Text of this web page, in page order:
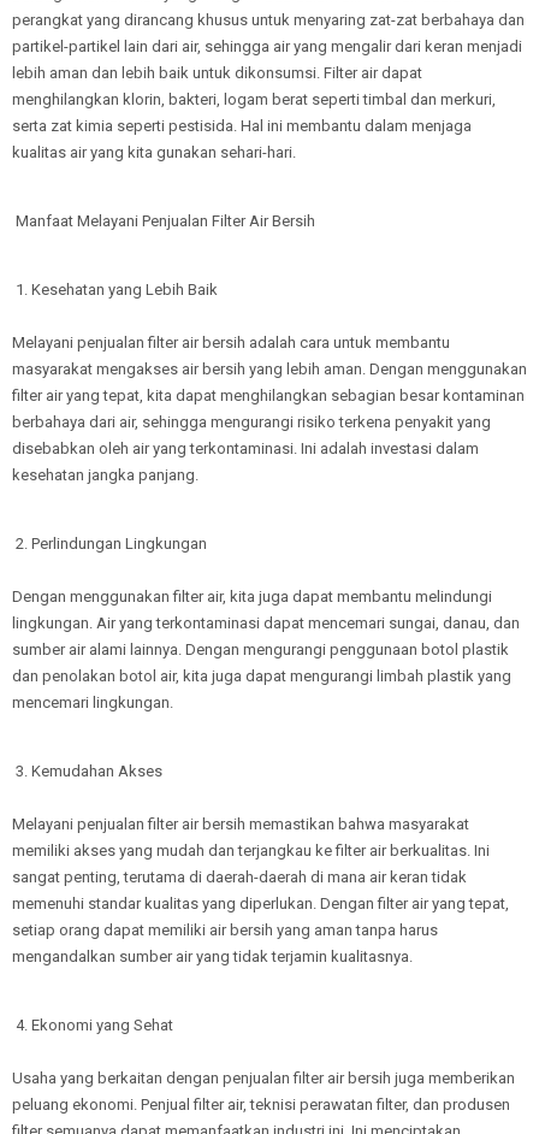
perangkat yang dirancang khusus untuk menyaring zat-zat berbahaya dan
partikel-partikel lain dari air, sehingga air yang mengalir dari keran menjadi
lebih aman dan lebih baik untuk dikonsumsi. Filter air dapat
menghilangkan klorin, bakteri, logam berat seperti timbal dan merkuri,
serta zat kimia seperti pestisida. Hal ini membantu dalam menjaga
kualitas air yang kita gunakan sehari-hari.
Manfaat Melayani Penjualan Filter Air Bersih
1. Kesehatan yang Lebih Baik
Melayani penjualan filter air bersih adalah cara untuk membantu
masyarakat mengakses air bersih yang lebih aman. Dengan menggunakan
filter air yang tepat, kita dapat menghilangkan sebagian besar kontaminan
berbahaya dari air, sehingga mengurangi risiko terkena penyakit yang
disebabkan oleh air yang terkontaminasi. Ini adalah investasi dalam
kesehatan jangka panjang.
2. Perlindungan Lingkungan
Dengan menggunakan filter air, kita juga dapat membantu melindungi
lingkungan. Air yang terkontaminasi dapat mencemari sungai, danau, dan
sumber air alami lainnya. Dengan mengurangi penggunaan botol plastik
dan penolakan botol air, kita juga dapat mengurangi limbah plastik yang
mencemari lingkungan.
3. Kemudahan Akses
Melayani penjualan filter air bersih memastikan bahwa masyarakat
memiliki akses yang mudah dan terjangkau ke filter air berkualitas. Ini
sangat penting, terutama di daerah-daerah di mana air keran tidak
memenuhi standar kualitas yang diperlukan. Dengan filter air yang tepat,
setiap orang dapat memiliki air bersih yang aman tanpa harus
mengandalkan sumber air yang tidak terjamin kualitasnya.
4. Ekonomi yang Sehat
Usaha yang berkaitan dengan penjualan filter air bersih juga memberikan
peluang ekonomi. Penjual filter air, teknisi perawatan filter, dan produsen